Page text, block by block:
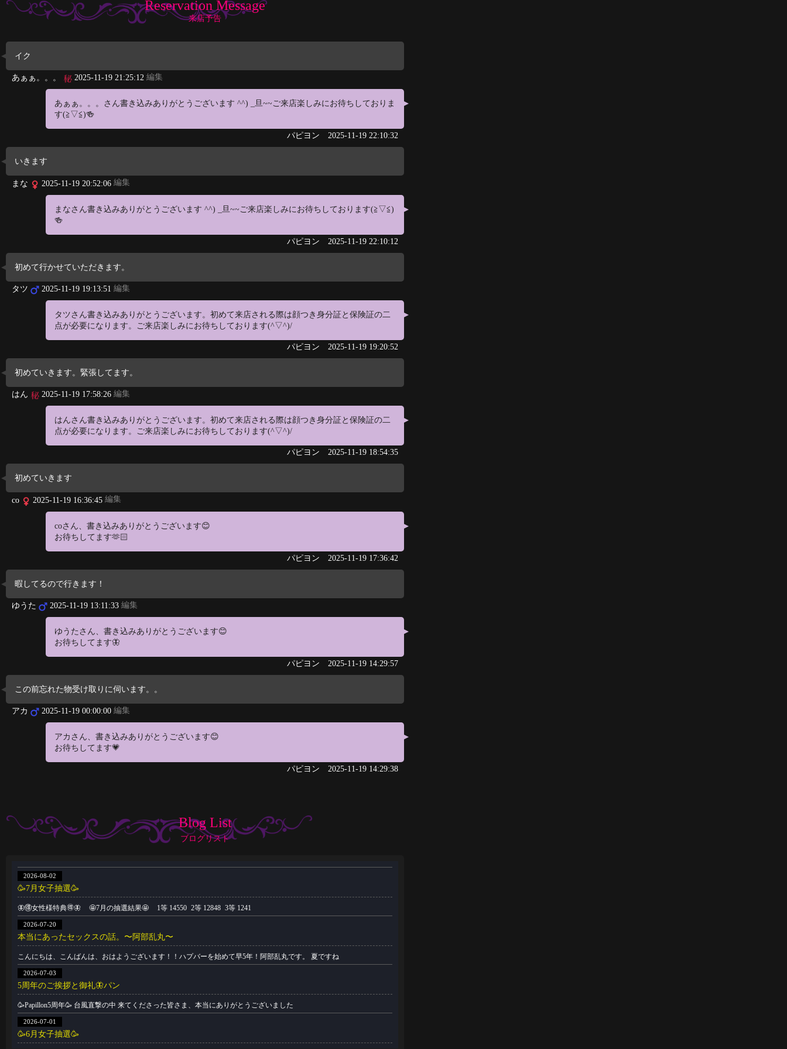
Reservation Message
来店予告
イク
あぁぁ。。。 2025-11-19 21:25:12 編集
あぁぁ。。。さん書き込みありがとうございます ^^) _旦~~ご来店楽しみにお待ちしておりま
す(≧▽≦)🍻
パピヨン 2025-11-19 22:10:32
いきます
まな 2025-11-19 20:52:06 編集
まなさん書き込みありがとうございます ^^) _旦~~ご来店楽しみにお待ちしております(≧▽≦)
🍻
パピヨン 2025-11-19 22:10:12
初めて行かせていただきます。
タツ 2025-11-19 19:13:51 編集
タツさん書き込みありがとうございます。初めて来店される際は顔つき身分証と保険証の二
点が必要になります。ご来店楽しみにお待ちしております(^▽^)/
パピヨン 2025-11-19 19:20:52
初めていきます。緊張してます。
はん 2025-11-19 17:58:26 編集
はんさん書き込みありがとうございます。初めて来店される際は顔つき身分証と保険証の二
点が必要になります。ご来店楽しみにお待ちしております(^▽^)/
パピヨン 2025-11-19 18:54:35
初めていきます
co 2025-11-19 16:36:45 編集
coさん、書き込みありがとうございます😊
お待ちしてます🫶🏻
パピヨン 2025-11-19 17:36:42
暇してるので行きます！
ゆうた 2025-11-19 13:11:33 編集
ゆうたさん、書き込みありがとうございます😊
お待ちしてます🦋
パピヨン 2025-11-19 14:29:57
この前忘れた物受け取りに伺います。。
アカ 2025-11-19 00:00:00 編集
アカさん、書き込みありがとうございます😊
お待ちしてます💗
パピヨン 2025-11-19 14:29:38
Blog List
ブログリスト
2026-08-02
🥳7月女子抽選🥳
🦋🉐女性様特典🉐🦋 🤩7月の抽選結果🤩 1等 14550 2等 12848 3等 1241
2026-07-20
本当にあったセックスの話。〜阿部乱丸〜
こんにちは、こんばんは、おはようございます！！ハプバーを始めて早5年！阿部乱丸です。 夏ですね
2026-07-03
5周年のご挨拶と御礼🦋パン
🥳Papillon5周年🥳 台風直撃の中 来てくださった皆さま、本当にありがとうございました
2026-07-01
🥳6月女子抽選🥳